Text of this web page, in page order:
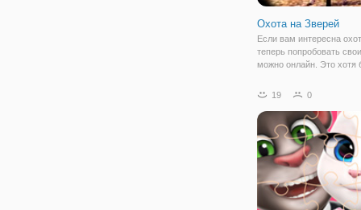
Охота на Зверей
Если вам интересна
теперь попробовать
можно онлайн. Это хотя
окружающих. Одной из
Охота на Зверей. По
жанру, это симулятор, в
19 0